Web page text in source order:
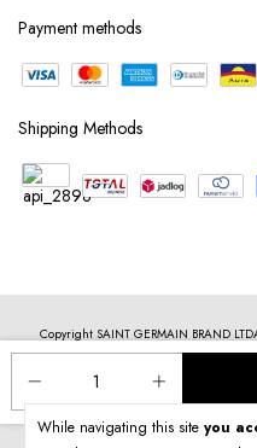
While navigating this site you
Payment methods
Shipping Methods
Copyright SAINT GERMAIN BRAND